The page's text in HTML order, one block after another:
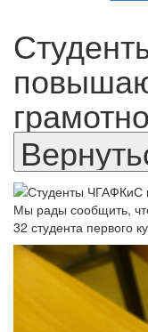
Мы рады сообщить,
32 студента первого